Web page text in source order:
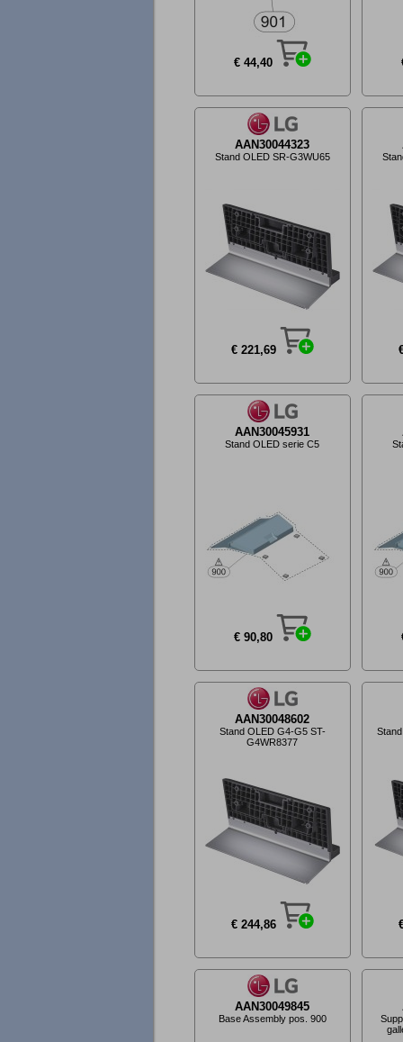
€ 44,40
AAN30044323
Stand OLED SR-G3WU65
€ 221,69
AAN30045931
Stand OLED serie C5
€ 90,80
AAN30048602
Stand OLED G4-G5 ST-
G4WR8377
€ 244,86
AAN30049845
Base Assembly pos. 900